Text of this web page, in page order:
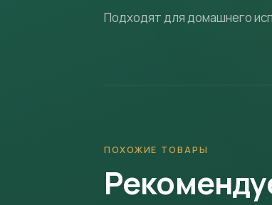
Подходят для домашнего
ПОХОЖИЕ ТОВАРЫ